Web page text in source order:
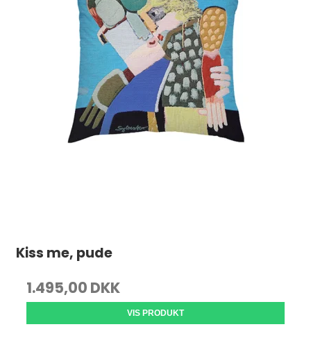
Kiss me, pude
1.495,00 DKK
VIS PRODUKT